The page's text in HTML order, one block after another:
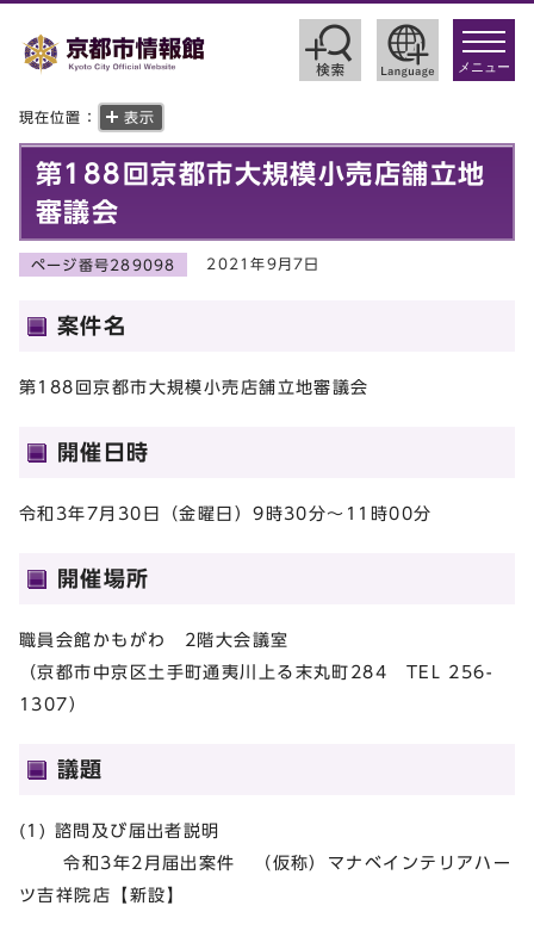
toggle
メニュー
現在位置： 表示
第188回京都市大規模小売店舗立地
審議会
ページ番号289098 2021年9月7日
案件名
第188回京都市大規模小売店舗立地審議会
開催日時
令和3年7月30日（金曜日）9時30分～11時00分
開催場所
職員会館かもがわ 2階大会議室
（京都市中京区土手町通夷川上る末丸町284 TEL 256-
1307）
議題
(1) 諮問及び届出者説明
令和3年2月届出案件 （仮称）マナベインテリアハー
ツ吉祥院店【新設】